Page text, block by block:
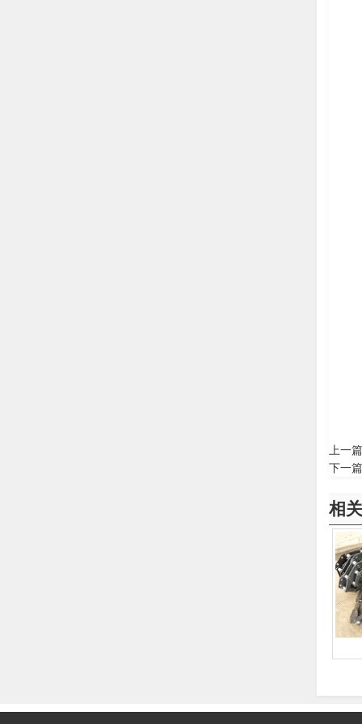
上一
下一
相